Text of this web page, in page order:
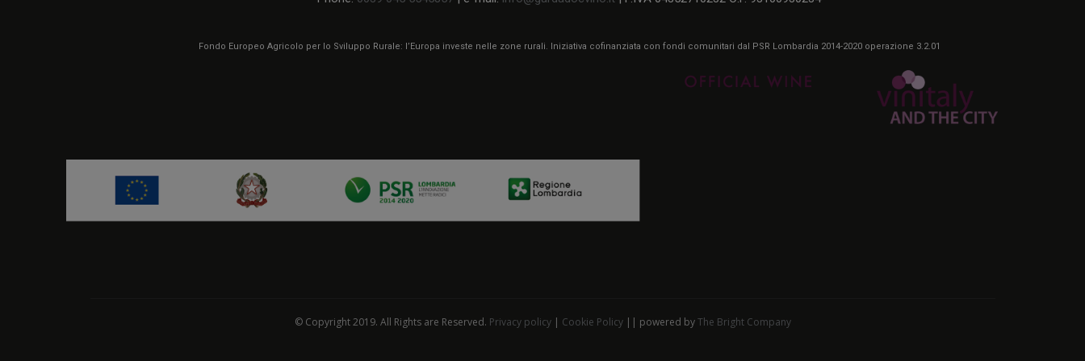
Fondo Europeo Agricolo per lo Sviluppo Rurale: l’Europa investe nelle zone rurali. Iniziativa cofinanziata con fondi comunitari dal PSR Lombardia 2014-2020 operazione 3.2.01
© Copyright 2019. All Rights are Reserved. Privacy policy| Cookie Policy || powered byThe Bright Company